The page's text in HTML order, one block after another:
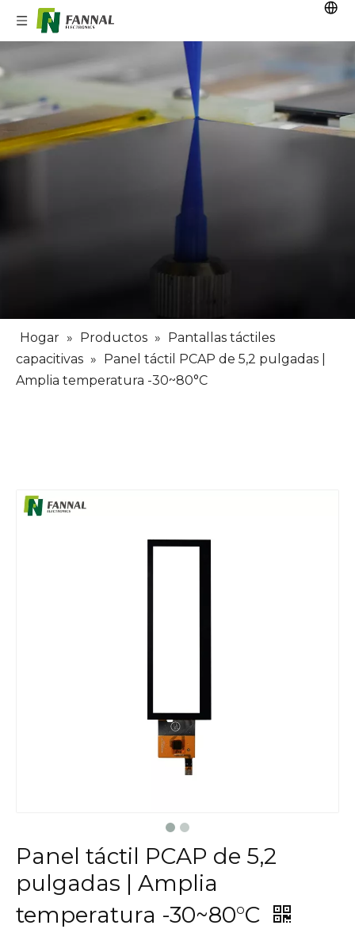
Hogar » Productos » Pantallas táctiles
capacitivas » Panel táctil PCAP de 5,2 pulgadas |
Amplia temperatura -30~80°C
Panel táctil PCAP de 5,2
pulgadas | Amplia
temperatura -30~80°C